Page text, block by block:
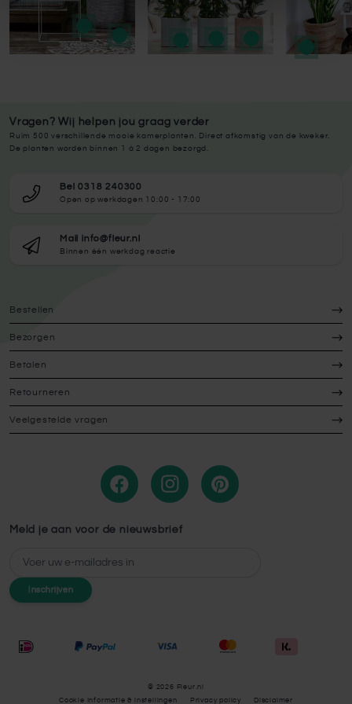
Vragen? Wij helpen jou graag verder
Ruim 500 verschillende mooie kamerplanten. Direct afkomstig van de kweker.
De planten worden binnen 1 à 2 dagen bezorgd.
Bel 0318 240300
Open op werkdagen 10:00 - 17:00
Mail info@fleur.nl
Binnen één werkdag reactie
Bestellen
Bezorgen
Betalen
Retourneren
Veelgestelde vragen
Meld je aan voor de nieuwsbrief
E-mailadres
Inschrijven
© 2026 Fleur.nl
Cookie Informatie & instellingen
Privacy policy Disclaimer